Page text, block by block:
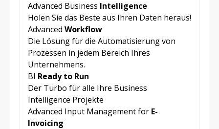
Advanced Business Intelligence
Holen Sie das Beste aus Ihren Daten heraus!
Advanced Workflow
Die Lösung für die Automatisierung von
Prozessen in jedem Bereich Ihres
Unternehmens.
BI Ready to Run
Der Turbo für alle Ihre Business
Intelligence Projekte
Advanced Input Management for E-
Invoicing